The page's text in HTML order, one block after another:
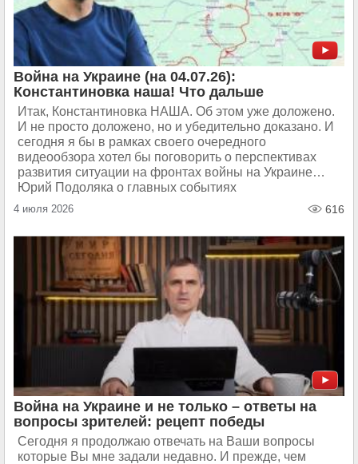
Война на Украине (на 04.07.26):
Константиновка наша! Что дальше
Итак, Константиновка НАША. Об этом уже доложено.
И не просто доложено, но и убедительно доказано. И
сегодня я бы в рамках своего очередного
видеообзора хотел бы поговорить о перспективах
развития ситуации на фронтах войны на Украине…
Юрий Подоляка о главных событиях
4 июля 2026 616
Война на Украине и не только – ответы на
вопросы зрителей: рецепт победы
Сегодня я продолжаю отвечать на Ваши вопросы
которые Вы мне задали недавно. И прежде, чем